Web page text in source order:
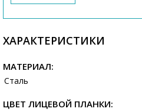
ХАРАКТЕРИСТИКИ
МАТЕРИАЛ:
Сталь
ЦВЕТ ЛИЦЕВОЙ ПЛАНКИ: